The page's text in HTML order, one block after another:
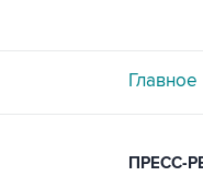
Главное
ПРЕСС-